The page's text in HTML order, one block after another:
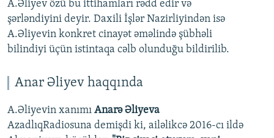
A.Əliyev özü bu ittihamları rədd edir və
şərləndiyini deyir. Daxili İşlər Nazirliyindən isə
A.Əliyevin konkret cinayət əməlində şübhəli
bilindiyi üçün istintaqa cəlb olunduğu bildirilib.
Anar Əliyev haqqında
A.Əliyevin xanımı Anarə Əliyeva
AzadlıqRadiosuna demişdi ki, ailəlikcə 2016-cı ildə